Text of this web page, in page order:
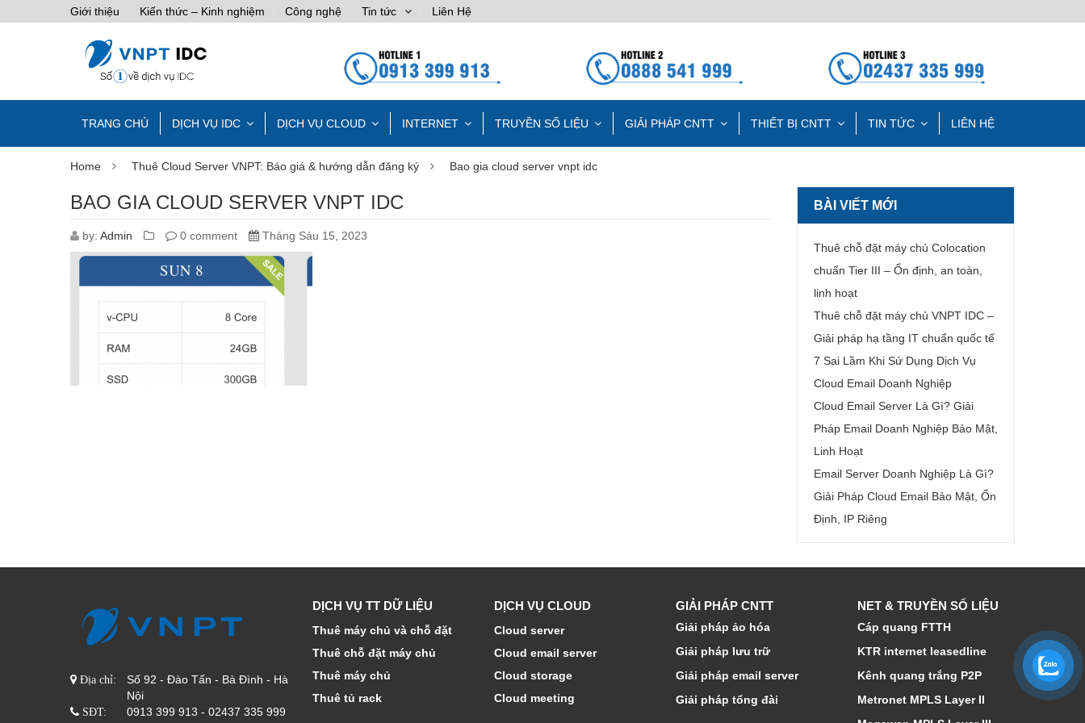
Giới thiệu Kiến thức – Kinh nghiệm Công nghệ Tin tức Liên Hệ
TRANG CHỦ DỊCH VỤ IDC DỊCH VỤ CLOUD INTERNET TRUYỀN SỐ LIỆU GIẢI PHÁP CNTT THIẾT BỊ CNTT TIN TỨC LIÊN HỆ
Home Thuê Cloud Server VNPT: Báo giá & hướng dẫn đăng ký Bao gia cloud server vnpt idc
BAO GIA CLOUD SERVER VNPT IDC
by: Admin 0 comment Tháng Sáu 15, 2023
BÀI VIẾT MỚI
Thuê chỗ đặt máy chủ Colocation
chuẩn Tier III – Ổn định, an toàn,
linh hoạt
Thuê chỗ đặt máy chủ VNPT IDC –
Giải pháp hạ tầng IT chuẩn quốc tế
7 Sai Lầm Khi Sử Dụng Dịch Vụ
Cloud Email Doanh Nghiệp
Cloud Email Server Là Gì? Giải
Pháp Email Doanh Nghiệp Bảo Mật,
Linh Hoạt
Email Server Doanh Nghiệp Là Gì?
Giải Pháp Cloud Email Bảo Mật, Ổn
Định, IP Riêng
Địa chỉ:
Số 92 - Đào Tấn - Bà Đình - Hà
Nội
SĐT: 0913 399 913 - 02437 335 999
DỊCH VỤ TT DỮ LIỆU
Thuê máy chủ và chỗ đặt
Thuê chỗ đặt máy chủ
Thuê máy chủ
Thuê tủ rack
DỊCH VỤ CLOUD
Cloud server
Cloud email server
Cloud storage
Cloud meeting
GIẢI PHÁP CNTT
Giải pháp ảo hóa
Giải pháp lưu trữ
Giải pháp email server
Giải pháp tổng đài
NET & TRUYỀN SỐ LIỆU
Cáp quang FTTH
KTR internet leasedline
Kênh quang trắng P2P
Metronet MPLS Layer II